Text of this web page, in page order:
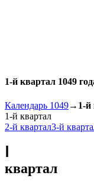
1-й квартал 1049
Календарь 1049→ 1-й
1-й квартал
2-й квартал3-й
квартал